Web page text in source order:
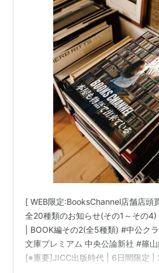
[ WEB限定:BooksChannel店舗店頭
全20種類のお知らせ(その1～その
| BOOK編その2(全5種類) #中公ク
文庫プレミアム 中央公論新社 #篠
[※重要]JICC出版時代 | 6日間限定 |